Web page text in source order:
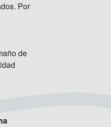
Por
de